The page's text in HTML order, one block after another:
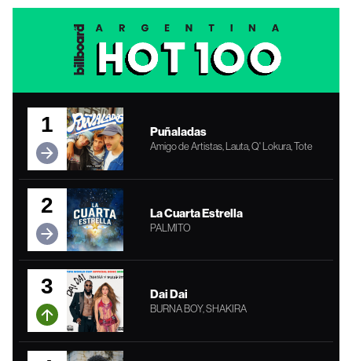
1 Puñaladas
Amigo de Artistas, Lauta, Q' Lokura, Tote
2 La Cuarta Estrella
PALMITO
3 Dai Dai
BURNA BOY, SHAKIRA